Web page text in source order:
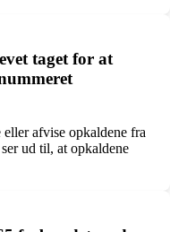
taget for at
afvise opkaldene fra
ud til, at opkaldene